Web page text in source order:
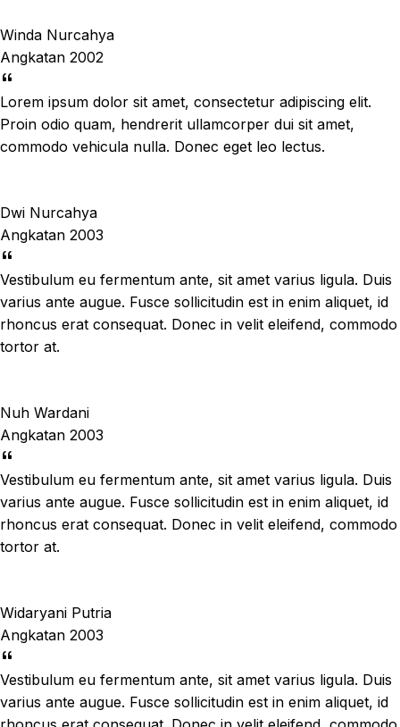
Winda Nurcahya
Angkatan 2002
Lorem ipsum dolor sit amet, consectetur adipiscing elit.
Proin odio quam, hendrerit ullamcorper dui sit amet,
commodo vehicula nulla. Donec eget leo lectus.
Dwi Nurcahya
Angkatan 2003
Vestibulum eu fermentum ante, sit amet varius ligula. Duis
varius ante augue. Fusce sollicitudin est in enim aliquet, id
rhoncus erat consequat. Donec in velit eleifend, commodo
tortor at.
Nuh Wardani
Angkatan 2003
Vestibulum eu fermentum ante, sit amet varius ligula. Duis
varius ante augue. Fusce sollicitudin est in enim aliquet, id
rhoncus erat consequat. Donec in velit eleifend, commodo
tortor at.
Widaryani Putria
Angkatan 2003
Vestibulum eu fermentum ante, sit amet varius ligula. Duis
varius ante augue. Fusce sollicitudin est in enim aliquet, id